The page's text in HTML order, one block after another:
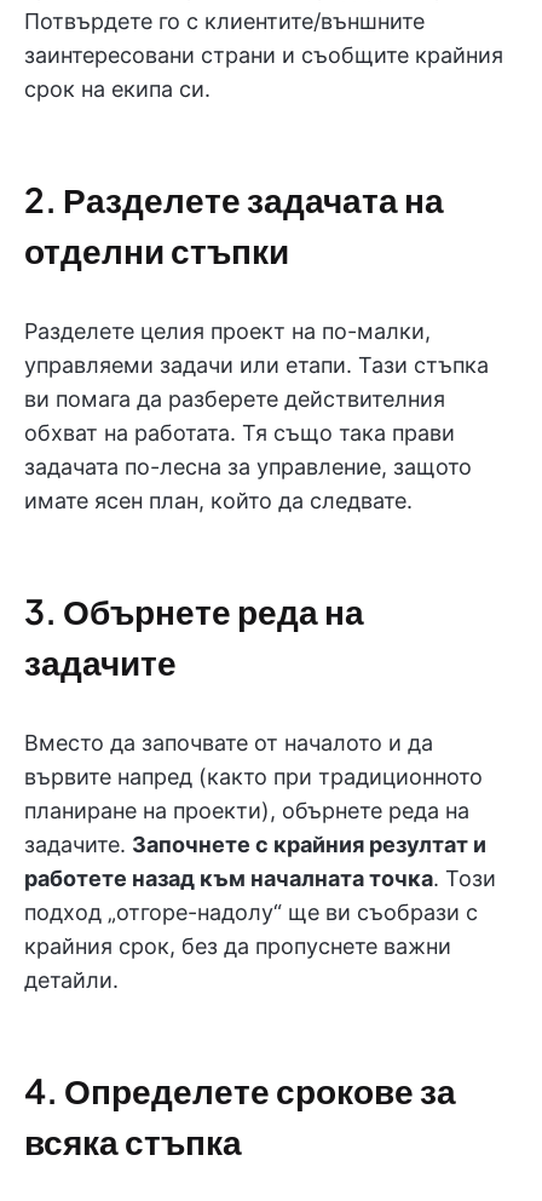
Потвърдете го с клиентите/външните
заинтересовани страни и съобщите крайния
срок на екипа си.
2. Разделете задачата на
отделни стъпки
Разделете целия проект на по-малки,
управляеми задачи или етапи. Тази стъпка
ви помага да разберете действителния
обхват на работата. Тя също така прави
задачата по-лесна за управление, защото
имате ясен план, който да следвате.
3. Обърнете реда на
задачите
Вместо да започвате от началото и да
вървите напред (както при традиционното
планиране на проекти), обърнете реда на
задачите. Започнете с крайния резултат и
работете назад към началната точка. Този
подход „отгоре-надолу“ ще ви съобрази с
крайния срок, без да пропуснете важни
детайли.
4. Определете срокове за
всяка стъпка